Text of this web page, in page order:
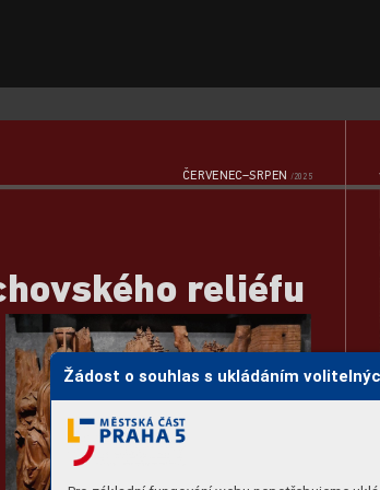
Žádost o souhlas s ukládáním
ČERVENEC–SRPEN /2025
vského reliéfu